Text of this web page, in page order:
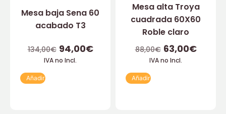
Mesa baja Sena 60
acabado T3
134,00€ 94,00€
IVA no Incl.
Añadir
Mesa alta Troya
cuadrada 60X60
Roble claro
88,00€ 63,00€
IVA no Incl.
Añadir